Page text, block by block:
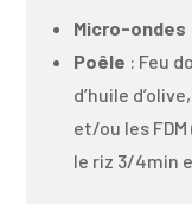
Micro-ondes
Poêle : Feu
d’huile
et/ou les
le riz 3/4min